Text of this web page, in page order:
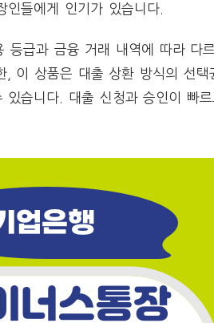
들에게 인기가 있습니다.
등급과 금융 거래 내역에 따라 다
이 상품은 대출 상환 방식의 선택
습니다. 대출 신청과 승인이 빠